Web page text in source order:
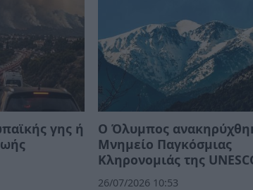
γης ή
Ο Όλυμπος
Μνημείο Παγκόσμιας
Κληρονομιάς της
26/07/2026 10:53